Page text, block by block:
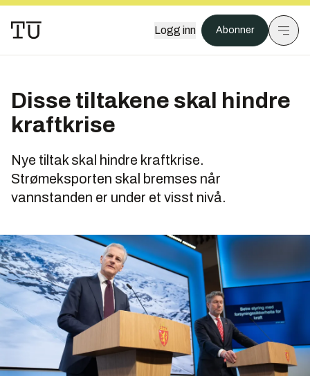
Logg inn Abonner
Disse tiltakene skal hindre
kraftkrise
Nye tiltak skal hindre kraftkrise.
Strømeksporten skal bremses når
vannstanden er under et visst nivå.